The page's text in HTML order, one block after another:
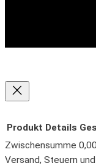
Produkt Details
Zwischensumme
Versand, Steuern